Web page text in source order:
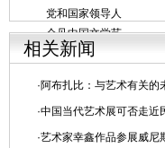
党和国家领导人
会见中国文学艺
术界联合会第五
卷）
相关新闻
·阿布扎比：与艺术有关的
·中国当代艺术展可否走近
·艺术家幸鑫作品参展威尼